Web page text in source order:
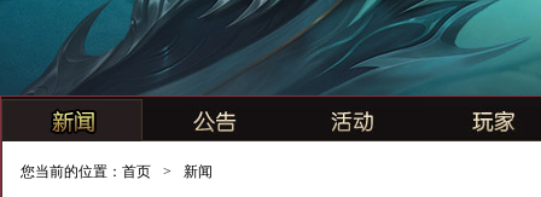
您当前的位置： 首页 > 新闻